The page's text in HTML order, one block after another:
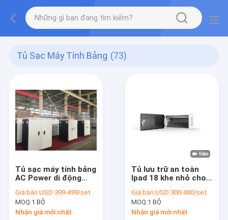
Tủ Sạc Máy Tính Bảng (73)
Tủ sạc máy tính bảng
AC Power di động
Giá bán:USD 399-499/set
MOQ:1 BỘ
Nhận giá mới nhất
Tủ lưu trữ an toàn
Ipad 18 khe nhỏ cho
Giá bán:USD 300-400/set
MOQ:1 BỘ
Nhận giá mới nhất